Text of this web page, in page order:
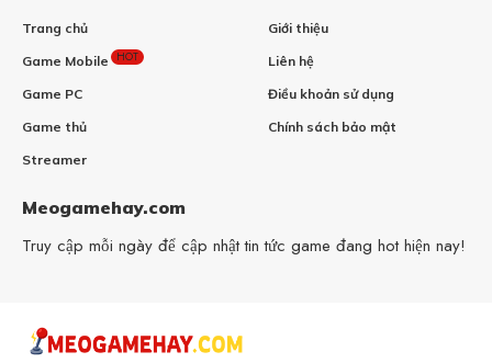
Trang chủ
Game Mobile HOT
Game PC
Game thủ
Streamer
Giới thiệu
Liên hệ
Điều khoản sử dụng
Chính sách bảo mật
Meogamehay.com
Truy cập mỗi ngày để cập nhật tin tức game đang hot hiện nay!